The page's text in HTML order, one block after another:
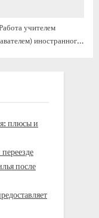
учителем
иностранного
плюсы и
после